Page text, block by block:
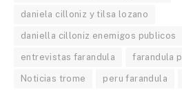
daniela cilloniz y tilsa lozano
daniella cilloniz enemigos publicos
entrevistas farandula farandula
Noticias trome peru farandula